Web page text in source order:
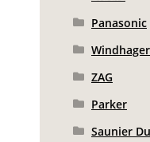
Panasonic
Windhager
ZAG
Parker
Saunier